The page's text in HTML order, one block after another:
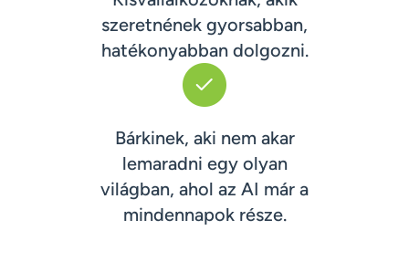
szeretnének gyorsabban,
hatékonyabban dolgozni.
Bárkinek, aki nem akar
lemaradni egy olyan
világban, ahol az AI már a
mindennapok része.